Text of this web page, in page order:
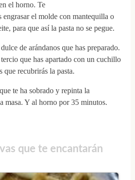
el horno. Te
engrasar el molde con mantequilla o
para que así la pasta no se pegue.
de arándanos que has preparado.
que has apartado con un cuchillo
que recubrirás la pasta.
te ha sobrado y repinta la
masa. Y al horno por 35 minutos.
que te encantarán